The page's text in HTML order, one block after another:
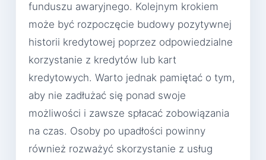
funduszu awaryjnego. Kolejnym krokiem
może być rozpoczęcie budowy pozytywnej
historii kredytowej poprzez odpowiedzialne
korzystanie z kredytów lub kart
kredytowych. Warto jednak pamiętać o tym,
aby nie zadłużać się ponad swoje
możliwości i zawsze spłacać zobowiązania
na czas. Osoby po upadłości powinny
również rozważyć skorzystanie z usług